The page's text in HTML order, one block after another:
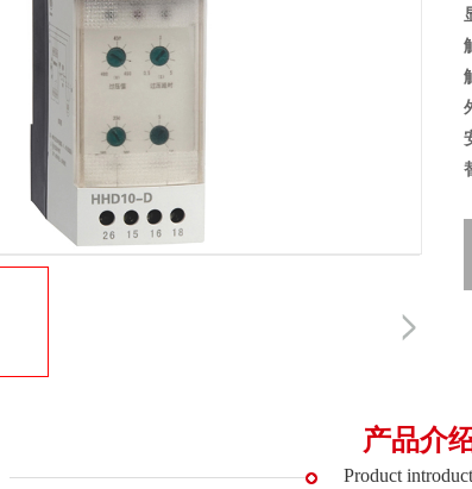
产品介
Product